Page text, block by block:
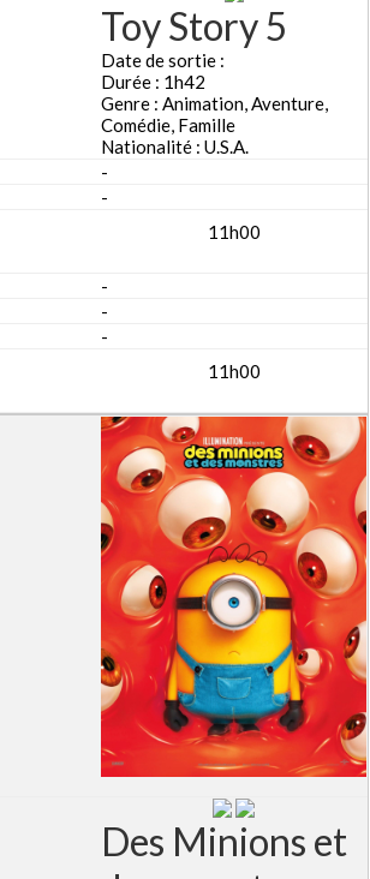
Toy Story 5
Date de sortie :
Durée : 1h42
Genre : Animation, Aventure,
Comédie, Famille
Nationalité : U.S.A.
-
-
11h00
-
-
-
11h00
Des Minions et